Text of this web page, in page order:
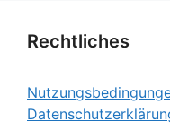
Rechtliches